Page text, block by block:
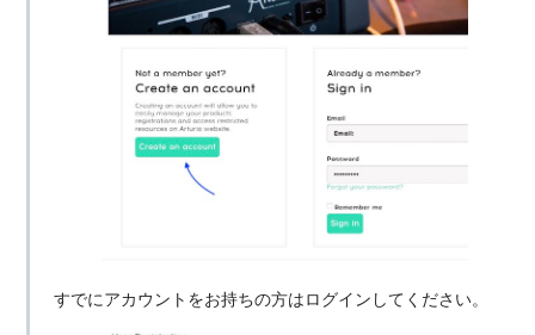
すでにアカウントをお持ちの方はログインしてください。